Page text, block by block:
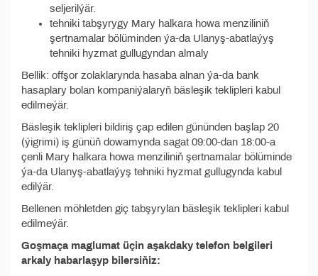
seljerilýär.
tehniki tabşyrygy Mary halkara howa menziliniň
şertnamalar bölüminden ýa-da Ulanyş-abatlaýyş
tehniki hyzmat gullugyndan almaly
Bellik: offşor zolaklarynda hasaba alnan ýa-da bank
hasaplary bolan kompaniýalaryň bäsleşik teklipleri kabul
edilmeýär.
Bäsleşik teklipleri bildiriş çap edilen gününden başlap 20
(ýigrimi) iş günüň dowamynda sagat 09:00-dan 18:00-a
çenli Mary halkara howa menziliniň şertnamalar bölüminde
ýa-da Ulanyş-abatlaýyş tehniki hyzmat gullugynda kabul
edilýär.
Bellenen möhletden giç tabşyrylan bäsleşik teklipleri kabul
edilmeýär.
Goşmaça maglumat üçin aşakdaky telefon belgileri
arkaly habarlaşyp bilersiňiz: